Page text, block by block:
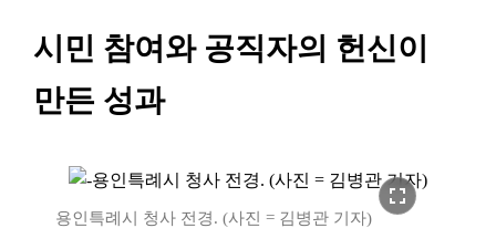
시민 참여와 공직자의 헌신이
만든 성과
fullscreen
용인특례시 청사 전경. (사진 = 김병관 기자)